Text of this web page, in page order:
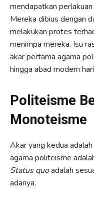
mendapatkan
Mereka dibius dengan
melakukan protes
menimpa mereka. Isu
akar pertama agama
hingga abad modern
Politeisme
Monoteisme
Akar yang kedua adalah
agama politeisme
Status quoadalah
adanya.